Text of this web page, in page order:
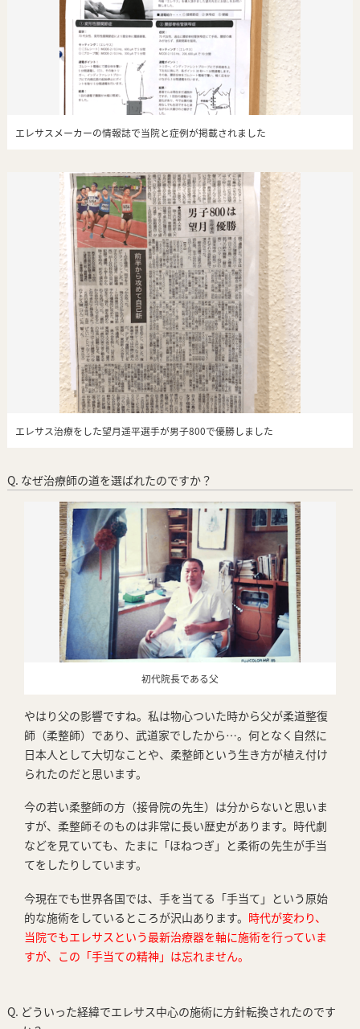
エレサスメーカーの情報誌で当院と症例が掲載されました
エレサス治療をした望月遥平選手が男子800で優勝しました
Q. なぜ治療師の道を選ばれたのですか？
初代院長である父
やはり父の影響ですね。私は物心ついた時から父が柔道整復
師（柔整師）であり、武道家でしたから…。何となく自然に
日本人として大切なことや、柔整師という生き方が植え付け
られたのだと思います。
今の若い柔整師の方（接骨院の先生）は分からないと思いま
すが、柔整師そのものは非常に長い歴史があります。時代劇
などを見ていても、たまに「ほねつぎ」と柔術の先生が手当
てをしたりしています。
今現在でも世界各国では、手を当てる「手当て」という原始
的な施術をしているところが沢山あります。 時代が変わり、
当院でもエレサスという最新治療器を軸に施術を行っていま
すが、この「手当ての精神」は忘れません。
Q. どういった経緯でエレサス中心の施術に方針転換されたのです